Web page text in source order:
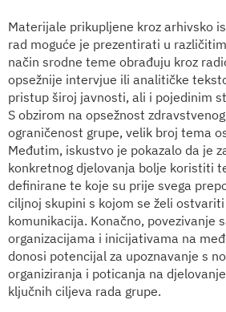
Materijale prikupljene kroz arhivsko
rad moguće je prezentirati u
način srodne teme obrađuju kroz
opsežnije intervjue ili analitičke
pristup široj javnosti, ali i pojedinim
S obzirom na opsežnost
ograničenost grupe, velik broj tema
Međutim, iskustvo je pokazalo da je
konkretnog djelovanja bolje koristiti
definirane te koje su prije svega
ciljnoj skupini s kojom se želi
komunikacija. Konačno, povezivanje
organizacijama i inicijativama na
donosi potencijal za upoznavanje s
organiziranja i poticanja na
ključnih ciljeva rada grupe.